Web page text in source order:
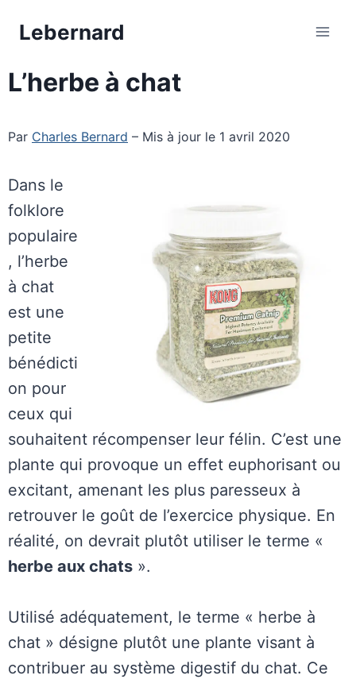
Lebernard
L’herbe à chat
Par Charles Bernard – Mis à jour le 1 avril 2020
Dans le
folklore
populaire
, l’herbe
à chat
est une
petite
bénédicti
on pour
ceux qui
souhaitent récompenser leur félin. C’est une
plante qui provoque un effet euphorisant ou
excitant, amenant les plus paresseux à
retrouver le goût de l’exercice physique. En
réalité, on devrait plutôt utiliser le terme «
herbe aux chats ».
Utilisé adéquatement, le terme « herbe à
chat » désigne plutôt une plante visant à
contribuer au système digestif du chat. Ce